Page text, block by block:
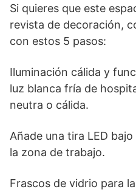
Si quieres que este
revista de decoración,
con estos 5 pasos:
Iluminación cálida y
luz blanca fría de
neutra o cálida.
Añade una tira LED
la zona de trabajo.
Frascos de vidrio para